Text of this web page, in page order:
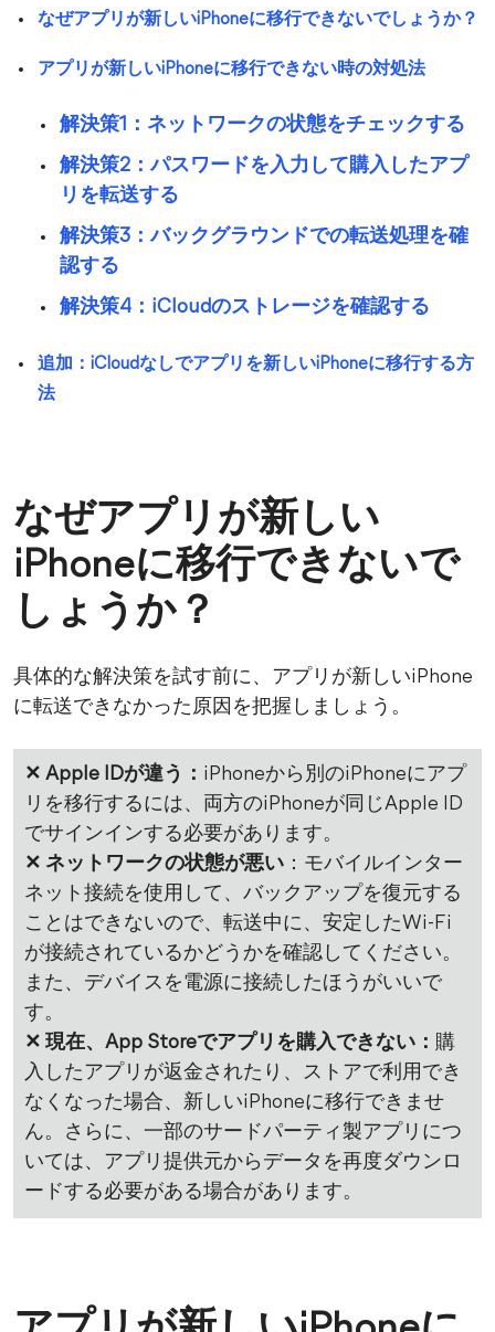
なぜアプリが新しいiPhoneに移行できないでしょうか？
アプリが新しいiPhoneに移行できない時の対処法
解決策1：ネットワークの状態をチェックする
解決策2：パスワードを入力して購入したアプ
リを転送する
解決策3：バックグラウンドでの転送処理を確
認する
解決策4：iCloudのストレージを確認する
追加：iCloudなしでアプリを新しいiPhoneに移行する方
法
なぜアプリが新しい
iPhoneに移行できないで
しょうか？
具体的な解決策を試す前に、アプリが新しいiPhone
に転送できなかった原因を把握しましょう。
✕ Apple IDが違う： iPhoneから別のiPhoneにアプ
リを移行するには、両方のiPhoneが同じApple ID
でサインインする必要があります。
✕ ネットワークの状態が悪い ：モバイルインター
ネット接続を使用して、バックアップを復元する
ことはできないので、転送中に、安定したWi-Fi
が接続されているかどうかを確認してください。
また、デバイスを電源に接続したほうがいいで
す。
✕ 現在、App Storeでアプリを購入できない： 購
入したアプリが返金されたり、ストアで利用でき
なくなった場合、新しいiPhoneに移行できませ
ん。さらに、一部のサードパーティ製アプリにつ
いては、アプリ提供元からデータを再度ダウンロ
ードする必要がある場合があります。